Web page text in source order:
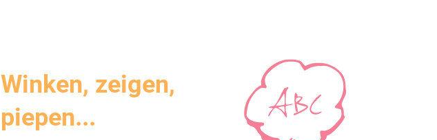
Winken, zeigen,
piepen...